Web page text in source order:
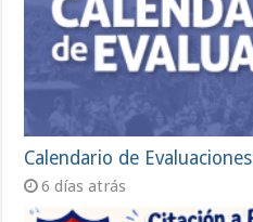
Calendario de
6 días atrás